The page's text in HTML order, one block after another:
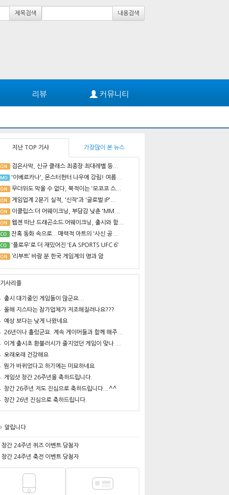
제목검색 내용검색
리뷰 커뮤니티
지난 TOP 기사 가장많이 본 뉴스
ON 검은사막, 신규 클래스·최종장·최대레벨 등...
MO '이베르카나', 몬스터헌터 나우에 강림! 여름...
ON 무더위도 막을 수 없다, 북적이는 '모코코 스...
ON 게임업계 2분기 실적, '신작'과 '글로벌 IP'...
ON 이클립스:더 어웨이크닝, 부담감 낮춘 'MM...
ON 웹젠 떠난 드래곤소드:어웨이크닝, 출시와 함...
CO 잔혹 동화 속으로...매력적 아트의 '사신 공...
CO '플로우'로 더 재밌어진 'EA SPORTS UFC 6'
ON ‘리부트’ 바람 분 한국 게임계의 명과 암
기사리플
출시 대기중인 게임들이 많군요...
올해 지스타는 참가업체가 저조해질려나요???
예상 보다는 낮게 나왔네요
26년이나 흘렀군요. 계속 게이머들과 함께 해주...
이게 출시초 환불러시가 줄지었던 게임이 맞나 ...
오래오래 건강해요
뭔가 바뀌었다고 하기에는 미묘하네요
게임샷 창간 26주년을 축하드립니다.
창간 26주년 저도 진심으로 축하드립니다...^^
창간 26년 진심으로 축하드립니다.
알립니다
창간 24주년 퀴즈 이벤트 당첨자
창간 24주년 축전 이벤트 당첨자